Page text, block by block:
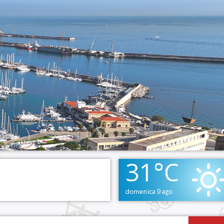
31°C
domenica 9 ago